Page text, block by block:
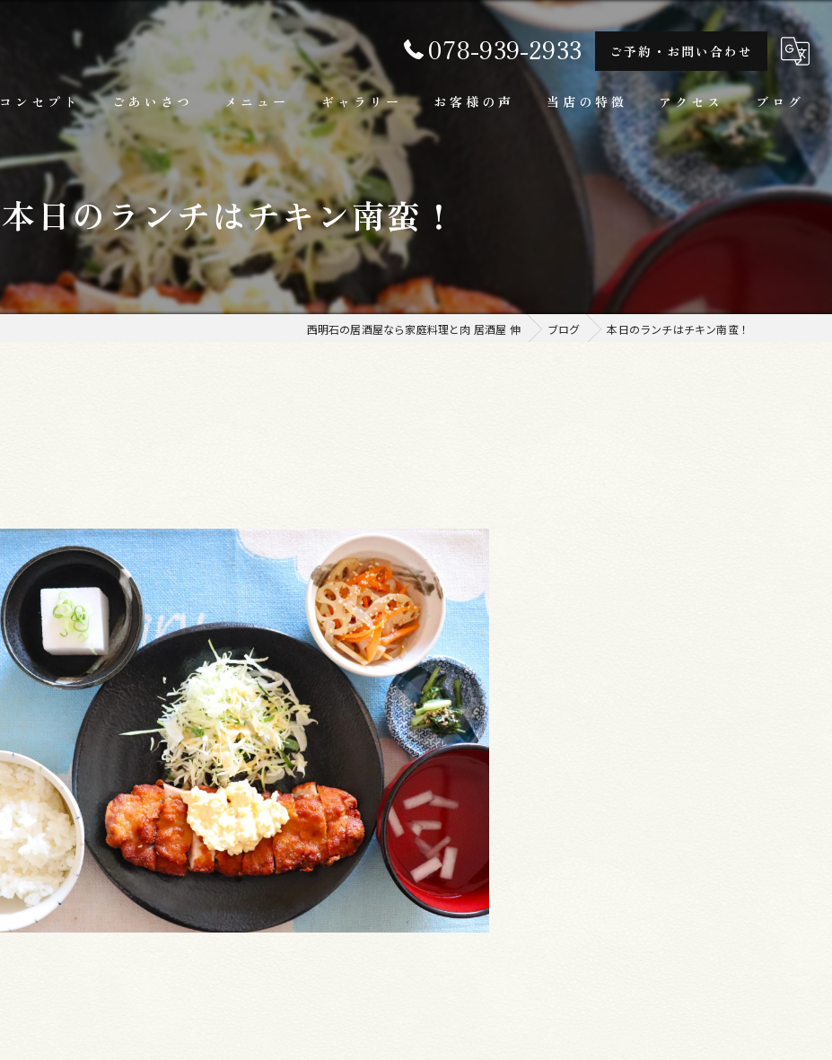
078-939-2933 ご予約・お問い合わせ
コンセプト ごあいさつ メニュー
ランチ
お料理
お飲み物
ギャラリー お客様の声 当店の特徴
隠れ家
家庭料理
牛肉
アクセス ブログ
本日のランチはチキン南蛮！
西明石の居酒屋なら家庭料理と肉 居酒屋 伸 ブログ 本日のランチはチキン南蛮！